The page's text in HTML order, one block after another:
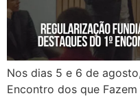
Nos dias 5 e 6 de
Encontro dos que